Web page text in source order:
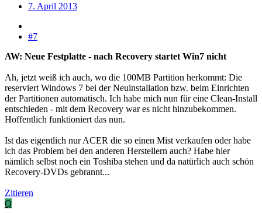
7. April 2013
#7
AW: Neue Festplatte - nach Recovery startet Win7 nicht
Ah, jetzt weiß ich auch, wo die 100MB Partition herkommt: Die
reserviert Windows 7 bei der Neuinstallation bzw. beim Einrichten
der Partitionen automatisch. Ich habe mich nun für eine Clean-Install
entschieden - mit dem Recovery war es nicht hinzubekommen.
Hoffentlich funktioniert das nun.
Ist das eigentlich nur ACER die so einen Mist verkaufen oder habe
ich das Problem bei den anderen Herstellern auch? Habe hier
nämlich selbst noch ein Toshiba stehen und da natürlich auch schön
Recovery-DVDs gebrannt...
Zitieren
Q